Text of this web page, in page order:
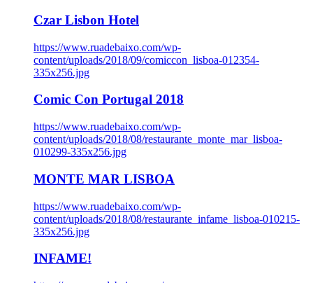
Czar Lisbon Hotel
https://www.ruadebaixo.com/wp-
content/uploads/2018/09/comiccon_lisboa-012354-
335x256.jpg
Comic Con Portugal 2018
https://www.ruadebaixo.com/wp-
content/uploads/2018/08/restaurante_monte_mar_lisboa-
010299-335x256.jpg
MONTE MAR LISBOA
https://www.ruadebaixo.com/wp-
content/uploads/2018/08/restaurante_infame_lisboa-010215-
335x256.jpg
INFAME!